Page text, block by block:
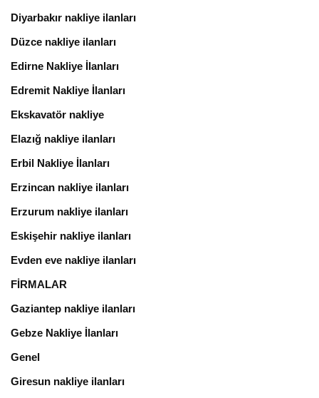
Diyarbakır nakliye ilanları
Düzce nakliye ilanları
Edirne Nakliye İlanları
Edremit Nakliye İlanları
Ekskavatör nakliye
Elazığ nakliye ilanları
Erbil Nakliye İlanları
Erzincan nakliye ilanları
Erzurum nakliye ilanları
Eskişehir nakliye ilanları
Evden eve nakliye ilanları
FİRMALAR
Gaziantep nakliye ilanları
Gebze Nakliye İlanları
Genel
Giresun nakliye ilanları